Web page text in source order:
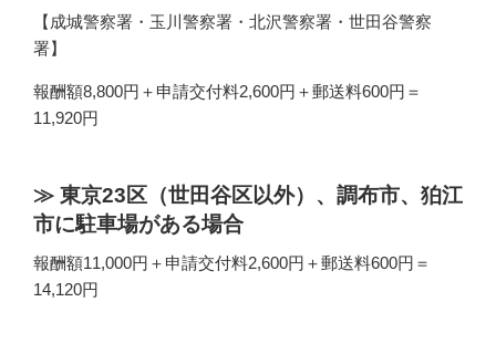
【成城警察署・玉川警察署・北沢警察署・世田谷警察
署】
報酬額8,800円＋申請交付料2,600円＋郵送料600円＝
11,920円
東京23区（世田谷区以外）、調布市、狛江
市に駐車場がある場合
報酬額11,000円＋申請交付料2,600円＋郵送料600円＝
14,120円